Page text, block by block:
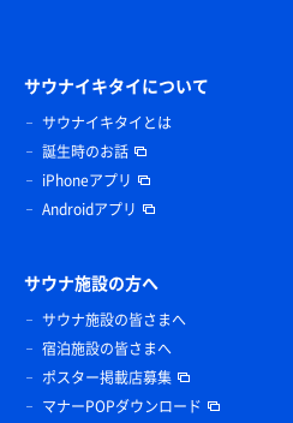
サウナイキタイについて
サウナイキタイとは
誕生時のお話
iPhoneアプリ
Androidアプリ
サウナ施設の方へ
サウナ施設の皆さまへ
宿泊施設の皆さまへ
ポスター掲載店募集
マナーPOPダウンロード